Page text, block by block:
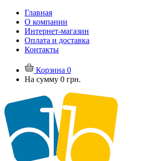
Главная
О компании
Интернет-магазин
Оплата и доставка
Контакты
Корзина 0
На сумму 0 грн.